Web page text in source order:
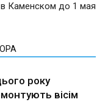
в Каменском до 1 мая
року
вісім